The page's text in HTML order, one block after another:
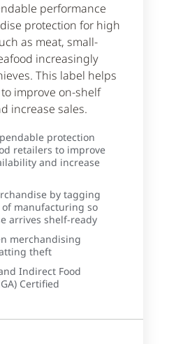
performance
protection for high
as meat, small-
increasingly
This label helps
improve on-shelf
increase sales.
protection
retailers to improve
and increase
by tagging
manufacturing so
arrives shelf-ready
merchandising
theft
Indirect Food
Certified